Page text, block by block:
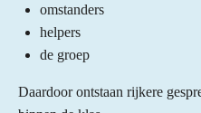
omstanders
helpers
de groep
Daardoor ontstaan rijkere